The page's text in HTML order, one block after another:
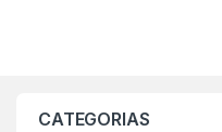
CATEGORIAS